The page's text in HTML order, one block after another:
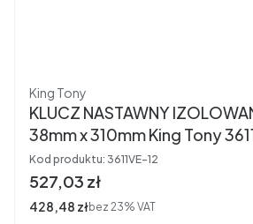
Producent
King Tony
KLUCZ NASTAWNY
38mm x 310mm King Tony
Kod produktu: 3611VE-12
Cena brutto
527,03 zł
Cena netto
428,48 złbez 23% VAT